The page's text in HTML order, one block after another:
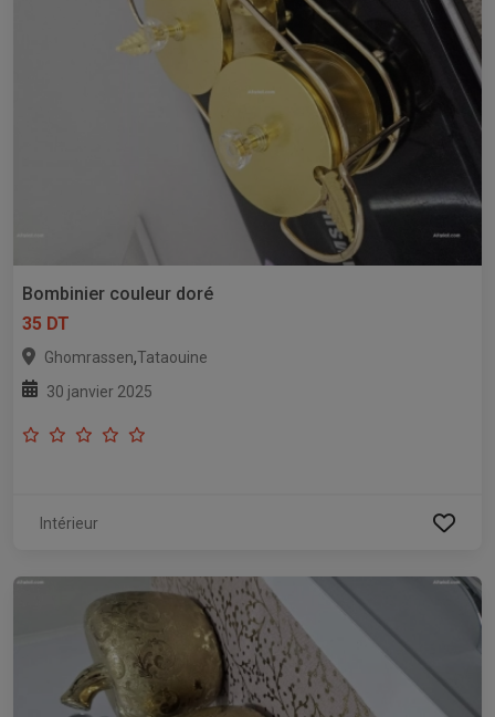
Bombinier couleur doré
35 DT
Ghomrassen,Tataouine
30 janvier 2025
Intérieur